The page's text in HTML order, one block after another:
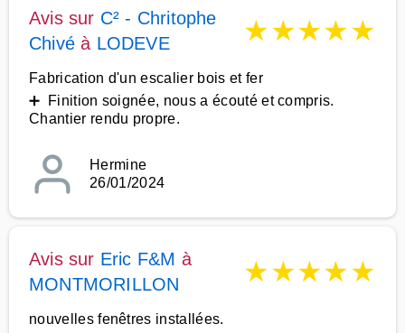
Avis sur C² - Chritophe
Chivé à LODEVE ★★★★★
Fabrication d'un escalier bois et fer
➕ Finition soignée, nous a écouté et compris.
Chantier rendu propre.
Hermine
26/01/2024
Avis sur Eric F&M à
MONTMORILLON
★★★★★
nouvelles fenêtres installées.